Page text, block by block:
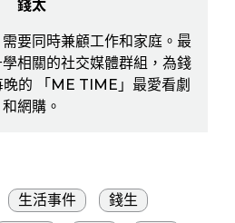
錢太
要同時兼顧工作和家庭。最
相關的社交媒體群組，為錢
的 「ME TIME」最愛看劇
和網購。
生活事件
錢生